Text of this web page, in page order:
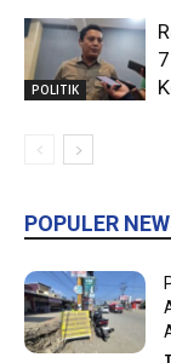
POLITIK
POPULER